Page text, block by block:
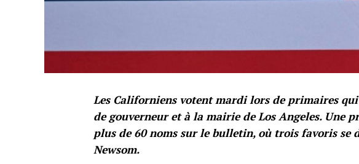
Les Californiens votent mardi lors de primaires
de gouverneur et à la mairie de Los Angeles. Une
plus de 60 noms sur le bulletin, où trois favoris se
Newsom.